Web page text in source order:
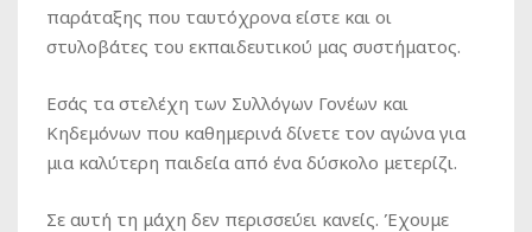
παράταξης που ταυτόχρονα είστε και οι
στυλοβάτες του εκπαιδευτικού μας συστήματος.
Εσάς τα στελέχη των Συλλόγων Γονέων και
Κηδεμόνων που καθημερινά δίνετε τον αγώνα για
μια καλύτερη παιδεία από ένα δύσκολο μετερίζι.
Σε αυτή τη μάχη δεν περισσεύει κανείς. Έχουμε